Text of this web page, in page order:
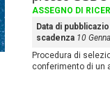
ASSEGNO DI
Data di
scadenza 10
Procedura di
conferimento di un